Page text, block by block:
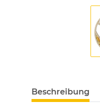
Beschreibung